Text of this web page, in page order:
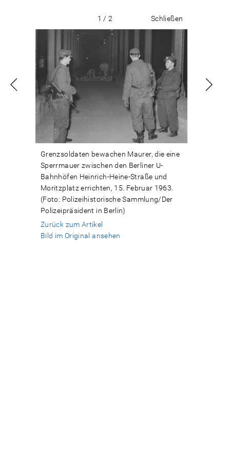
1 / 2 Schließen
Grenzsoldaten bewachen Maurer, die eine
Sperrmauer zwischen den Berliner U-
Bahnhöfen Heinrich-Heine-Straße und
Moritzplatz errichten, 15. Februar 1963.
(Foto: Polizeihistorische Sammlung/Der
Polizeipräsident in Berlin)
Zurück zum Artikel
Bild im Original ansehen